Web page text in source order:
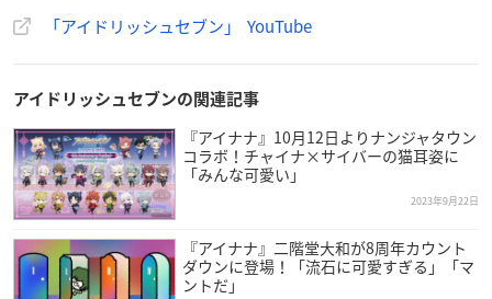
【８周年情報】
た、メモリアルムービーを公開！
ぜひ7年分の物語を楽しんでいただけますと幸いです。
▼Youtubeはこちら https://t.co/leONxblZ3X#アイナナ#ア
イナナ８周年pic.twitter.com/htYkEfHhVF
— アイドリッシュセブン公式＠大神万理 (@iD7Mng_Ogam
i)August 19, 2023
【８周年情報】
「アイドリッシュセブン」 YouTube
アイドリッシュセブンの関連記事
『アイナナ』10月12日よりナンジャタウン
コラボ！チャイナ×サイバーの猫耳姿に
「みんな可愛い」
2023年9月22日
『アイナナ』二階堂大和が8周年カウント
ダウンに登場！「流石に可愛すぎる」「マ
ントだ」